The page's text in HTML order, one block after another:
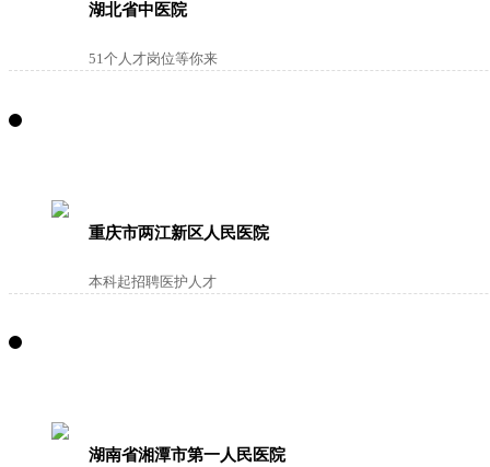
湖北省中医院
51个人才岗位等你来
重庆市两江新区人民医院
本科起招聘医护人才
湖南省湘潭市第一人民医院